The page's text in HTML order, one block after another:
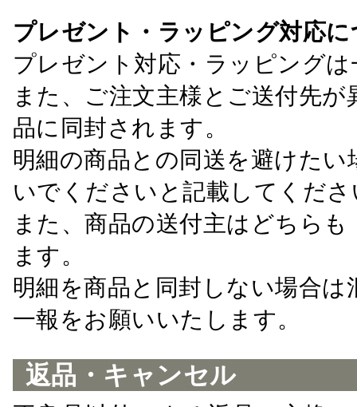
プレゼント・ラッピング対応
プレゼント対応・ラッピング
また、ご注文主様とご送付先
品に同封されます。
明細の商品との同送を避けた
いでくださいと記載してくださ
また、商品の送付主はどちら
ます。
明細を商品と同封しない場合
一報をお願いいたします。
返品・キャンセル